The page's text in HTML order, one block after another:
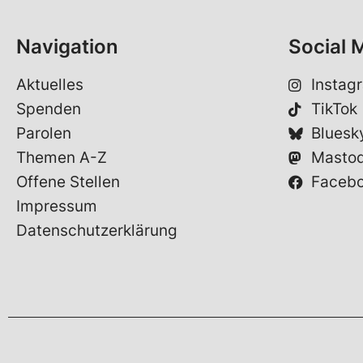
Navigation
Aktuelles
Spenden
Parolen
Themen A-Z
Offene Stellen
Impressum
Datenschutzerklärung
Social
TikTok